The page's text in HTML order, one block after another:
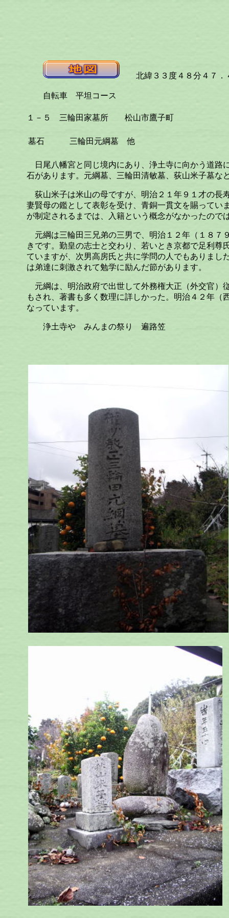
北緯３３度４８分４７．
自転車 平坦コース
１－５ 三輪田家墓所 松山市鷹子町
墓石 三輪田元綱墓 他
日尾八幡宮と同じ境内にあり、浄土寺に向かう道
石があります。元綱墓、三輪田清敏墓、荻山米子墓な
荻山米子は米山の母ですが、明治２１年９１才の長
妻賢母の鑑として表彰を受け、青銅一貫文を賜ってい
が制定されるまでは、入籍という概念がなかったので
元綱は三輪田三兄弟の三男で、明治１２年（１８７
きです。勤皇の志士と交わり、若いとき京都で足利
ていますが、次男高房氏と共に学問の人でもありまし
は弟達に刺激されて勉学に励んだ節があります。
元綱は、明治政府で出世して外務権大正（外交官）
もされ、著書も多く数理に詳しかった。明治４２年
なっています。
浄土寺や みんまの祭り 遍路笠